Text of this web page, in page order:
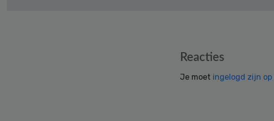
Reacties
Je moet ingelogd zijn op